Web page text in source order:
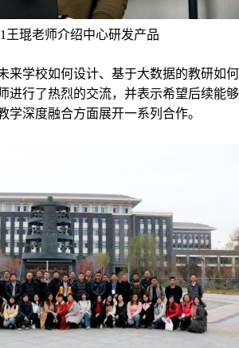
琨老师介绍中心研发产品
学校如何设计、基于大数据的教研如何
进行了热烈的交流，并表示希望后续能够
学深度融合方面展开一系列合作。